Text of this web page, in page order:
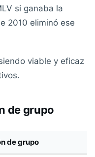
si ganaba la
2010 eliminó ese
viable y eficaz
de grupo
de grupo